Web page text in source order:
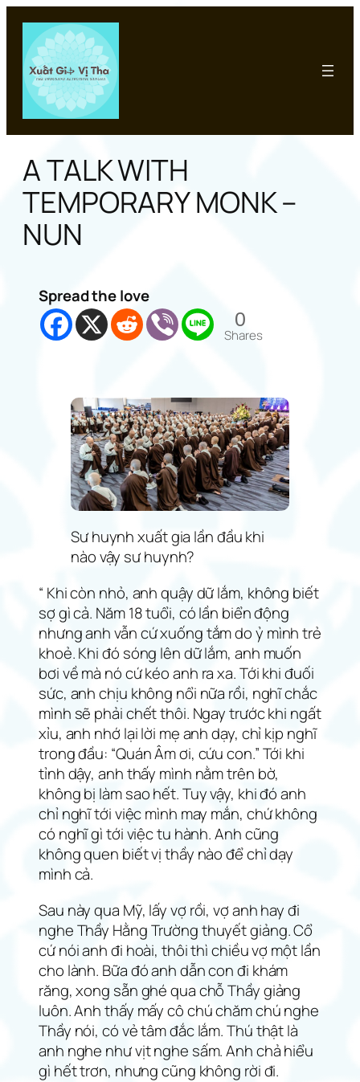
phần
nội
dung
A TALK WITH
TEMPORARY MONK –
NUN
Spread the love
0
Shares
Sư huynh xuất gia lần đầu khi
nào vậy sư huynh?
“ Khi còn nhỏ, anh quậy dữ lắm, không biết
sợ gì cả. Năm 18 tuổi, có lần biển động
nhưng anh vẫn cứ xuống tắm do ỷ mình trẻ
khoẻ. Khi đó sóng lên dữ lắm, anh muốn
bơi về mà nó cứ kéo anh ra xa. Tới khi đuối
sức, anh chịu không nổi nữa rồi, nghĩ chắc
mình sẽ phải chết thôi. Ngay trước khi ngất
xỉu, anh nhớ lại lời mẹ anh dạy, chỉ kịp nghĩ
trong đầu: “Quán Âm ơi, cứu con.” Tới khi
tỉnh dậy, anh thấy mình nằm trên bờ,
không bị làm sao hết. Tuy vậy, khi đó anh
chỉ nghĩ tới việc mình may mắn, chứ không
có nghĩ gì tới việc tu hành. Anh cũng
không quen biết vị thầy nào để chỉ dạy
mình cả.
Sau này qua Mỹ, lấy vợ rồi, vợ anh hay đi
nghe Thầy Hằng Trường thuyết giảng. Cổ
cứ nói anh đi hoài, thôi thì chiều vợ một lần
cho lành. Bữa đó anh dẫn con đi khám
răng, xong sẵn ghé qua chỗ Thầy giảng
luôn. Anh thấy mấy cô chú chăm chú nghe
Thầy nói, có vẻ tâm đắc lắm. Thú thật là
anh nghe như vịt nghe sấm. Anh chả hiểu
gì hết trơn, nhưng cũng không rời đi.